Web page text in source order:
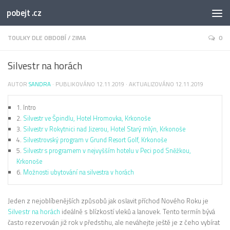
pobejt .cz
TOULKY DLE OBDOBÍ/ ZIMA 0
Silvestr na horách
AUTOR SANDRA · PUBLIKOVÁNO 12.11.2019 · AKTUALIZOVÁNO 12.11.2019
1. Intro
2. Silvestr ve Špindlu, Hotel Hromovka, Krkonoše
3. Silvestr v Rokytnici nad Jizerou, Hotel Starý mlýn, Krkonoše
4. Silvestrovský program v Grund Resort Golf, Krkonoše
5. Silvestr s programem v nejvyšším hotelu v Peci pod Sněžkou,
Krkonoše
6. Možnosti ubytování na silvestra v horách
Jeden z nejoblíbenějších způsobů jak oslavit příchod Nového Roku je
Silvestr na horách ideálně s blízkostí vleků a lanovek. Tento termín bývá
často rezervován již rok v předstihu, ale neváhejte ještě je z čeho vybírat